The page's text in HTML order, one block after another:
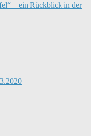
– ein Rückblick in der